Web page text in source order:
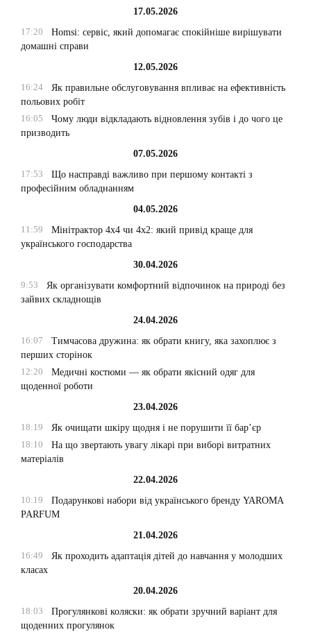
17.05.2026
17:20
Homsi: сервіс, який допомагає спокійніше вирішувати
домашні справи
12.05.2026
16:24
Як правильне обслуговування впливає на ефективність
польових робіт
16:05
Чому люди відкладають відновлення зубів і до чого це
призводить
07.05.2026
17:53
Що насправді важливо при першому контакті з
професійним обладнанням
04.05.2026
11:59
Мінітрактор 4х4 чи 4х2: який привід краще для
українського господарства
30.04.2026
9:53
Як організувати комфортний відпочинок на природі без
зайвих складнощів
24.04.2026
16:07
Тимчасова дружина: як обрати книгу, яка захоплює з
перших сторінок
12:20
Медичні костюми — як обрати якісний одяг для
щоденної роботи
23.04.2026
18:19
Як очищати шкіру щодня і не порушити її бар’єр
18:10
На що звертають увагу лікарі при виборі витратних
матеріалів
22.04.2026
10:19
Подарункові набори від українського бренду YAROMA
PARFUM
21.04.2026
16:49
Як проходить адаптація дітей до навчання у молодших
класах
20.04.2026
18:03
Прогулянкові коляски: як обрати зручний варіант для
щоденних прогулянок